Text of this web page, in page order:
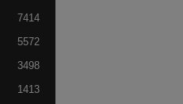
7414
5572
3498
1413